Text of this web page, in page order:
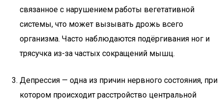
связанное с нарушением работы вегетативной
системы, что может вызывать дрожь всего
организма. Часто наблюдаются подёргивания ног и
трясучка из-за частых сокращений мышц.
Депрессия — одна из причин нервного состояния, при
котором происходит расстройство центральной